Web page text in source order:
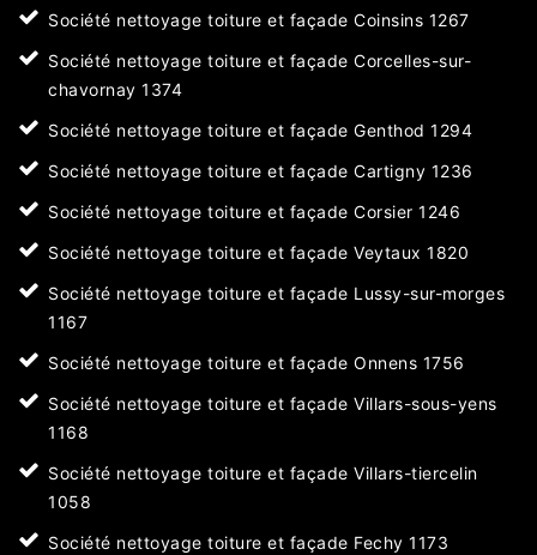
Société nettoyage toiture et façade Coinsins 1267
Société nettoyage toiture et façade Corcelles-sur-
chavornay 1374
Société nettoyage toiture et façade Genthod 1294
Société nettoyage toiture et façade Cartigny 1236
Société nettoyage toiture et façade Corsier 1246
Société nettoyage toiture et façade Veytaux 1820
Société nettoyage toiture et façade Lussy-sur-morges
1167
Société nettoyage toiture et façade Onnens 1756
Société nettoyage toiture et façade Villars-sous-yens
1168
Société nettoyage toiture et façade Villars-tiercelin
1058
Société nettoyage toiture et façade Fechy 1173